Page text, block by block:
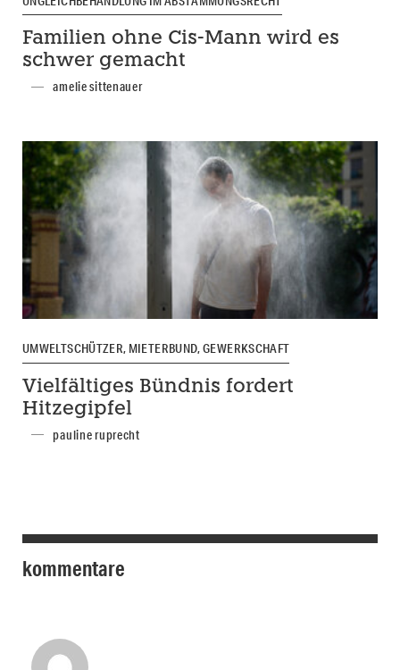
Familien ohne Cis-Mann wird es
schwer gemacht
amelie sittenauer
UMWELTSCHÜTZER, MIETERBUND, GEWERKSCHAFT
Vielfältiges Bündnis fordert
Hitzegipfel
pauline ruprecht
kommentare